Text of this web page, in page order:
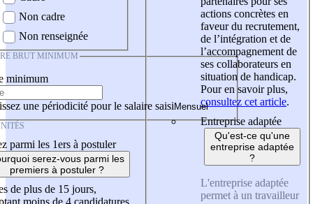
Non cadre
Non renseignée
BRUT MINIMUM
minimum
une périodicité pour le salaire saisi
parmi les 1ers à postuler
serez-vous parmi les
premiers à postuler ?
de plus de 15 jours,
moins de 4 candidatures
actions concrètes en
faveur du recrutement,
de l’intégration et de
l’accompagnement de
ses collaborateurs en
situation de handicap.
Pour en savoir plus,
consultez cet article.
Entreprise adaptée
Qu'est-ce qu'une
entreprise adaptée
?
L'entreprise adaptée
permet à un travailleur